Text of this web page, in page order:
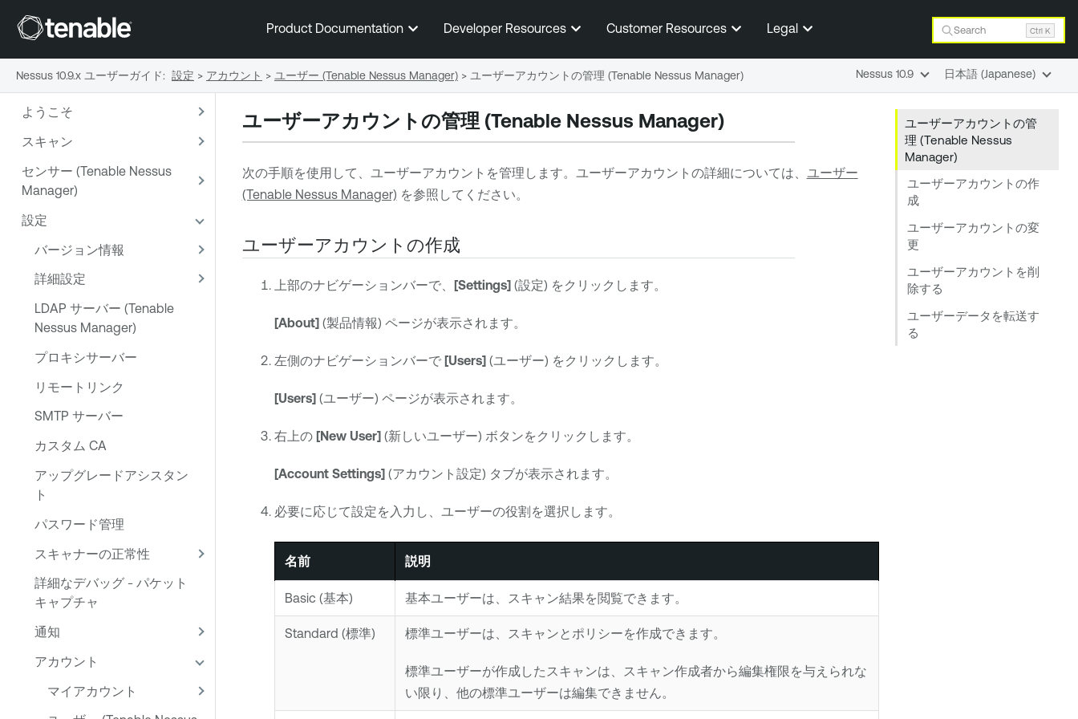
メインコンテンツに移動する
Product Documentation Developer Resources Customer Resources Legal Search Ctrl K
ようこそ
スキャン
センサー (Tenable Nessus
Manager)
設定
バージョン情報
詳細設定
LDAP サーバー (Tenable
Nessus Manager)
プロキシサーバー
リモートリンク
SMTP サーバー
カスタム CA
アップグレードアシスタン
ト
パスワード管理
スキャナーの正常性
詳細なデバッグ - パケット
キャプチャ
通知
アカウント
マイアカウント
ユーザーアカウントの管
理 (Tenable Nessus
Manager)
ユーザーアカウントの作
成
ユーザーアカウントの変
更
ユーザーアカウントを削
除する
ユーザーデータを転送す
る
ユーザーアカウントの管理 (Tenable Nessus Manager)
次の手順を使用して、ユーザーアカウントを管理します。ユーザーアカウントの詳細については、 ユーザー
(Tenable Nessus Manager) を参照してください。
ユーザーアカウントの作成
上部のナビゲーションバーで、 [Settings](設定) をクリックします。
[About](製品情報) ページが表示されます。
左側のナビゲーションバーで [Users](ユーザー) をクリックします。
[Users](ユーザー) ページが表示されます。
右上の [New User](新しいユーザー) ボタンをクリックします。
[Account Settings](アカウント設定) タブが表示されます。
必要に応じて設定を入力し、ユーザーの役割を選択します。
名前 説明
Basic (基本) 基本ユーザーは、スキャン結果を閲覧できます。
Standard (標準) 標準ユーザーは、スキャンとポリシーを作成できます。
標準ユーザーが作成したスキャンは、スキャン作成者から編集権限を与えられな
い限り、他の標準ユーザーは編集できません。
Nessus 10.9.x ユーザーガイド: 設定 > アカウント > ユーザー (Tenable Nessus Manager) > ユーザーアカウントの管理 (Tenable Nessus Manager) Nessus 10.9 日本語 (Japanese)